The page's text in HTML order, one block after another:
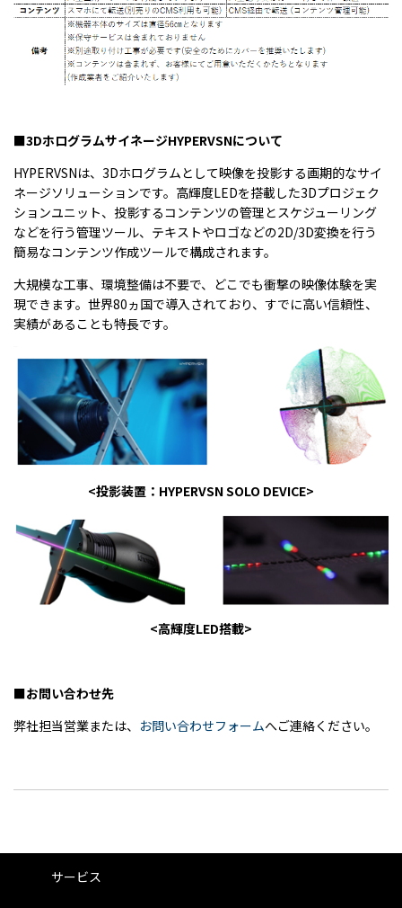
■3DホログラムサイネージHYPERVSNについて
HYPERVSNは、3Dホログラムとして映像を投影する画期的なサイ
ネージソリューションです。高輝度LEDを搭載した3Dプロジェク
ションユニット、投影するコンテンツの管理とスケジューリング
などを行う管理ツール、テキストやロゴなどの2D/3D変換を行う
簡易なコンテンツ作成ツールで構成されます。
大規模な工事、環境整備は不要で、どこでも衝撃の映像体験を実
現できます。世界80ヵ国で導入されており、すでに高い信頼性、
実績があることも特長です。
<投影装置：HYPERVSN SOLO DEVICE>
<高輝度LED搭載>
■お問い合わせ先
弊社担当営業または、 お問い合わせフォームへご連絡ください。
サービス